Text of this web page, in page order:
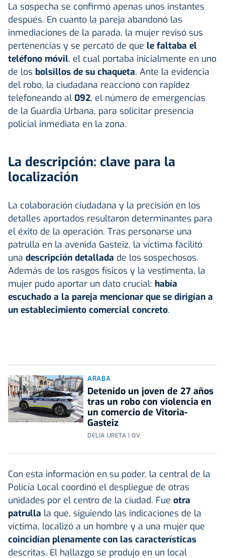
La sospecha se confirmó apenas unos instantes
después. En cuanto la pareja abandonó las
inmediaciones de la parada, la mujer revisó sus
pertenencias y se percató de que le faltaba el
teléfono móvil, el cual portaba inicialmente en uno
de los bolsillos de su chaqueta. Ante la evidencia
del robo, la ciudadana reaccionó con rapidez
telefoneando al 092, el número de emergencias
de la Guardia Urbana, para solicitar presencia
policial inmediata en la zona.
La descripción: clave para la
localización
La colaboración ciudadana y la precisión en los
detalles aportados resultaron determinantes para
el éxito de la operación. Tras personarse una
patrulla en la avenida Gasteiz, la víctima facilitó
una descripción detallada de los sospechosos.
Además de los rasgos físicos y la vestimenta, la
mujer pudo aportar un dato crucial: había
escuchado a la pareja mencionar que se dirigían a
un establecimiento comercial concreto.
ARABA
Detenido un joven de 27 años
tras un robo con violencia en
un comercio de Vitoria-
Gasteiz
DELIA URETA | OV
Con esta información en su poder, la central de la
Policía Local coordinó el despliegue de otras
unidades por el centro de la ciudad. Fue otra
patrulla la que, siguiendo las indicaciones de la
víctima, localizó a un hombre y a una mujer que
coincidían plenamente con las características
descritas. El hallazgo se produjo en un local